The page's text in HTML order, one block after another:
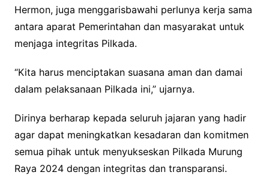
Hermon, juga menggarisbawahi perlunya kerja sama
antara aparat Pemerintahan dan masyarakat untuk
menjaga integritas Pilkada.
“Kita harus menciptakan suasana aman dan damai
dalam pelaksanaan Pilkada ini,” ujarnya.
Dirinya berharap kepada seluruh jajaran yang hadir
agar dapat meningkatkan kesadaran dan komitmen
semua pihak untuk menyukseskan Pilkada Murung
Raya 2024 dengan integritas dan transparansi.